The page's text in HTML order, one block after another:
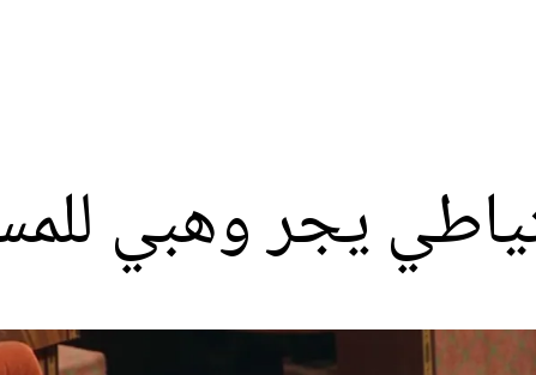
يجر وهبي